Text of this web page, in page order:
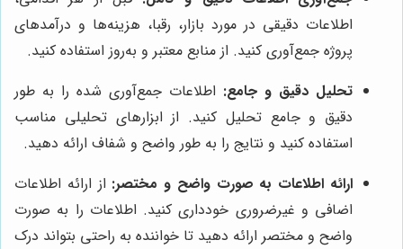
اطلاعات دقیقی در مورد بازار، رقبا، هزینه‌ها و درآمدهای
پروژه جمع‌آوری کنید. از منابع معتبر و به‌روز استفاده کنید.
تحلیل دقیق و جامع: اطلاعات جمع‌آوری شده را به طور
دقیق و جامع تحلیل کنید. از ابزارهای تحلیلی مناسب
استفاده کنید و نتایج را به طور واضح و شفاف ارائه دهید.
ارائه اطلاعات به صورت واضح و مختصر: از ارائه اطلاعات
اضافی و غیرضروری خودداری کنید. اطلاعات را به صورت
واضح و مختصر ارائه دهید تا خواننده به راحتی بتواند درک